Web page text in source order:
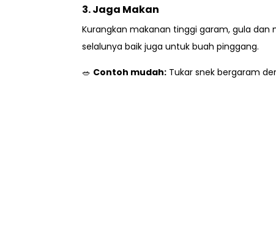
3. Jaga Makan
Kurangkan makanan tinggi garam, gula dan
selalunya baik juga untuk buah pinggang.
🥗 Contoh mudah: Tukar snek bergaram